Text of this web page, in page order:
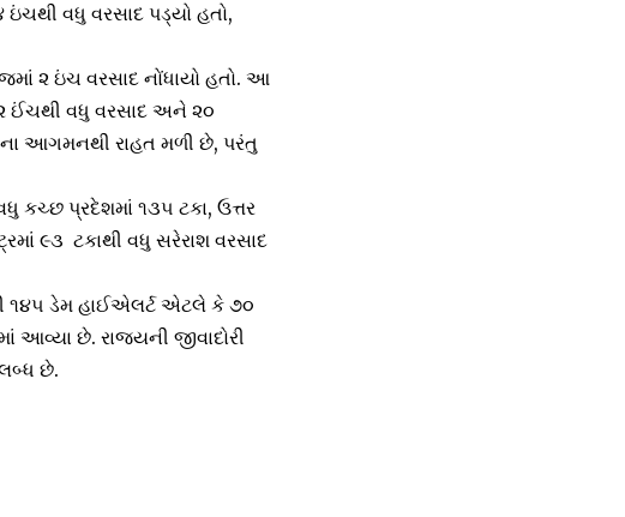
ઇંચથી વધુ વરસાદ પડ્યો હતો,
૨ ઇંચ વરસાદ નોંધાયો હતો. આ
ઈંચથી વધુ વરસાદ અને ૨૦
આગમનથી રાહત મળી છે, પરંતુ
કચ્છ પ્રદેશમાં ૧૩૫ ટકા, ઉત્તર
૯૩ ટકાથી વધુ સરેરાશ વરસાદ
૧૪૫ ડેમ હાઈએલર્ટ એટલે કે ૭૦
આવ્યા છે. રાજ્યની જીવાદોરી
છે.